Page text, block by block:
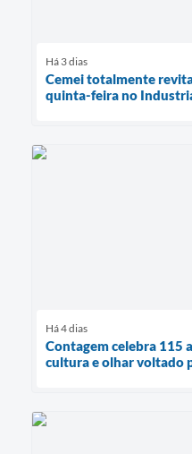
Há 3 dias
Cemei totalmente
quinta-feira no
Há 4 dias
Contagem celebra 115
cultura e olhar voltado